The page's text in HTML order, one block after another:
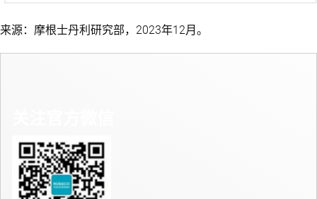
来源：摩根士丹利研究部，2023年12月。